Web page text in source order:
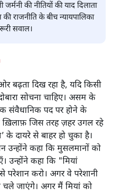
की नीतियों की याद दिलाता
राजनीति के बीच न्यायपालिका
सवाल।
बढ़ता दिख रहा है, यदि किसी
सोचना चाहिए। असम के
संवैधानिक पद पर होने के
जिस तरह ज़हर उगल रहे
के दायरे से बाहर हो चुका है।
उन्होंने कहा कि मुसलमानों को
उन्होंने कहा कि "मियां
परेशान करो। अगर वे परेशानी
जाएंगे। अगर मैं मियां को